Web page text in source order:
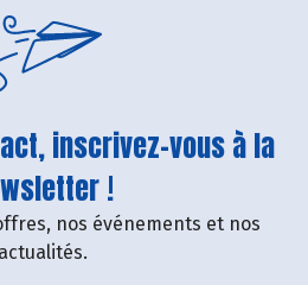
inscrivez-vous à la
!
nos événements et nos
actualités.